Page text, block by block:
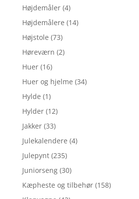
Højdemåler (4)
Højdemålere (14)
Højstole (73)
Høreværn (2)
Huer (16)
Huer og hjelme (34)
Hylde (1)
Hylder (12)
Jakker (33)
Julekalendere (4)
Julepynt (235)
Juniorseng (30)
Kæpheste og tilbehør (158)